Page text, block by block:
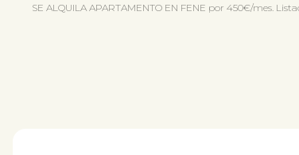
SE ALQUILA APARTAMENTO EN FENE por 450€/mes.